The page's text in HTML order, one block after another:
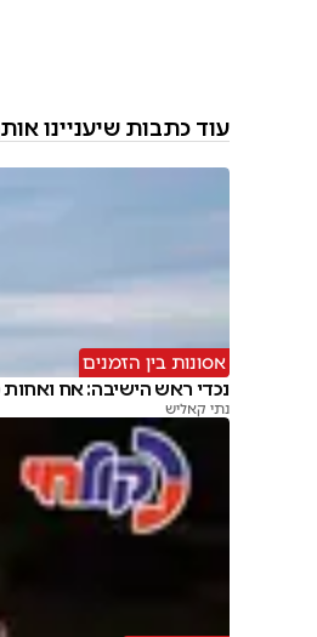
עוד כתבות שיעניינו
אסונות בין הזמנים
נכדי ראש הישיבה: אח
נתי קאליש